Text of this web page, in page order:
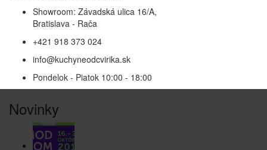
Showroom: Závadská ulica 16/A,
Bratislava - Rača
+421 918 373 024
info@kuchyneodcvirika.sk
Pondelok - Piatok 10:00 - 18:00
Novinky